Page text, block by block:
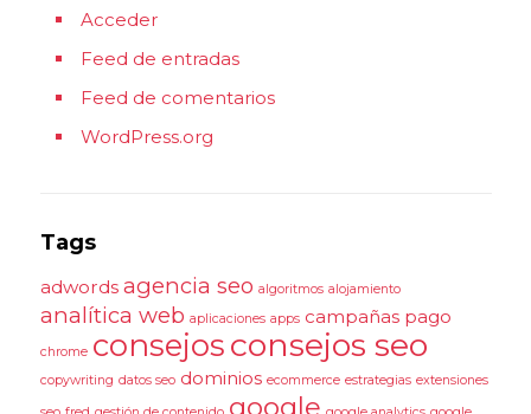
Acceder
Feed de entradas
Feed de comentarios
WordPress.org
Tags
adwords agencia seo algoritmos alojamiento
analítica web aplicaciones apps campañas pago
chrome consejosconsejos seo
copywriting datos seo dominios ecommerce estrategias extensiones
google